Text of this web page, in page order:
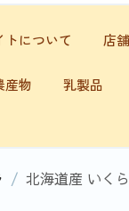
トについて 店
産物 乳製品
/ 北海道産 いく